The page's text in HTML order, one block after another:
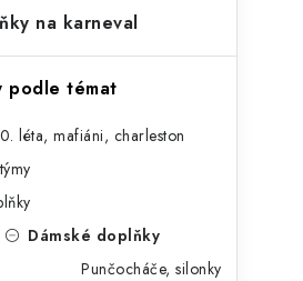
na karneval
podle témat
léta, mafiáni, charleston
Dámské doplňky
Punčocháče, silonky